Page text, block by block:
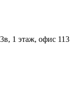
1 этаж, офис 113